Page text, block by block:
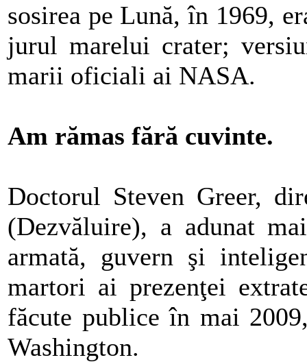
sosirea pe Lună, în 1969,
jurul marelui crater;
marii oficiali ai NASA.
Am rămas fără cuvinte.
Doctorul Steven Greer,
(Dezvăluire), a adunat
armată, guvern şi
martori ai prezenţei
făcute publice în mai
Washington.